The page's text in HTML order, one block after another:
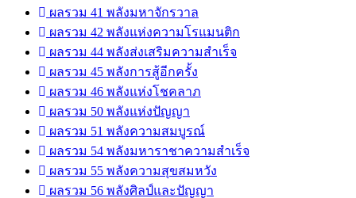
ผลรวม 41 พลังมหาจักรวาล
ผลรวม 42 พลังแห่งความโรแมนติก
ผลรวม 44 พลังส่งเสริมความสำเร็จ
ผลรวม 45 พลังการสู้อีกครั้ง
ผลรวม 46 พลังแห่งโชคลาภ
ผลรวม 50 พลังแห่งปัญญา
ผลรวม 51 พลังความสมบูรณ์
ผลรวม 54 พลังมหาราชาความสำเร็จ
ผลรวม 55 พลังความสุขสมหวัง
ผลรวม 56 พลังศิลป์และปัญญา